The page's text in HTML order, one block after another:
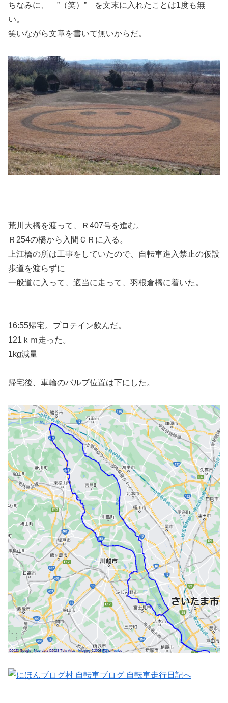
ちなみに、 ”（笑）” を文末に入れたことは1度も無
い。
笑いながら文章を書いて無いからだ。
荒川大橋を渡って、Ｒ407号を進む。
Ｒ254の橋から入間ＣＲに入る。
上江橋の所は工事をしていたので、自転車進入禁止の仮設
歩道を渡らずに
一般道に入って、適当に走って、羽根倉橋に着いた。
16:55帰宅。プロテイン飲んだ。
121ｋｍ走った。
1kg減量
帰宅後、車輪のバルブ位置は下にした。